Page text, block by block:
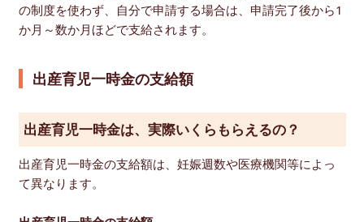
の制度を使わず、自分で申請する場合は、申請完了後から1
か月～数か月ほどで支給されます。
出産育児一時金の支給額
出産育児一時金は、実際いくらもらえるの？
出産育児一時金の支給額は、妊娠週数や医療機関等によっ
て異なります。